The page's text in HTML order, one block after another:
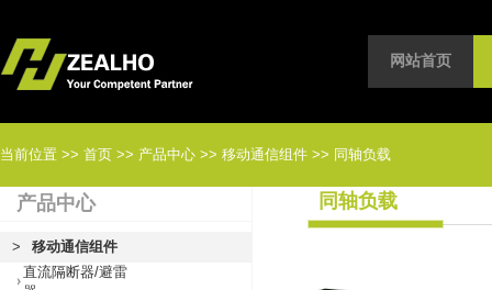
网站首页
当前位置 >> 首页 >> 产品中心 >> 移动通信组件 >> 同轴负载
产品中心
>
移动通信组件
直流隔断器/避雷
同轴负载